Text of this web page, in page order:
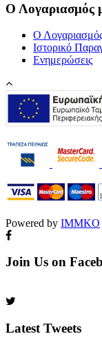
Ο Λογαριασμός
Ο
Ιστορικό
Ενημερώσεις
Powered by IMMKO
Join Us on
Latest Tweets